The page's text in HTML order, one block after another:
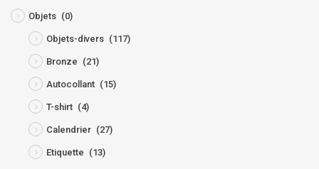
Objets (0)
Objets-divers (117)
Bronze (21)
Autocollant (15)
T-shirt (4)
Calendrier (27)
Etiquette (13)